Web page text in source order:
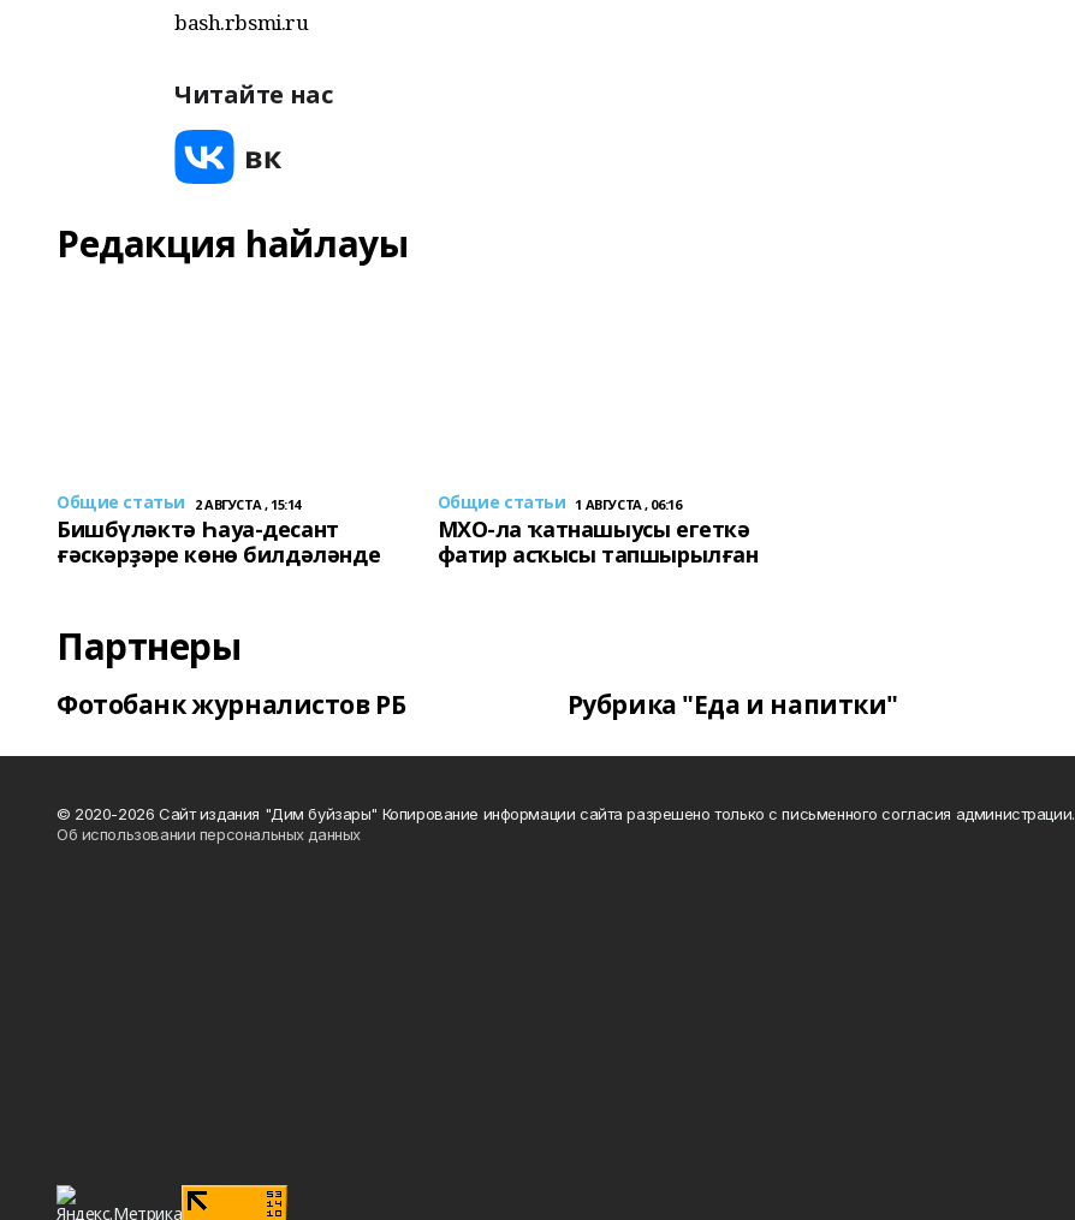
bash.rbsmi.ru
Читайте нас
Редакция һайлауы
Общие статьи 2 АВГУСТА , 15:14
Бишбүләктә Һауа-десант
ғәскәрҙәре көнө билдәләнде
Общие статьи 1 АВГУСТА , 06:16
МХО-ла ҡатнашыусы егеткә
фатир асҡысы тапшырылған
Партнеры
Фотобанк журналистов РБ Рубрика "Еда и напитки"
© 2020-2026 Сайт издания "Дим буйзары" Копирование информации сайта разрешено только с письменного согласия администрации.
Об использовании персональных данных